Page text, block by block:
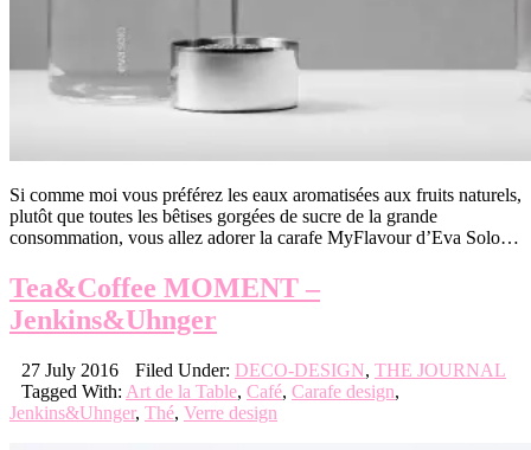
Si comme moi vous préférez les eaux aromatisées aux fruits naturels,
plutôt que toutes les bêtises gorgées de sucre de la grande
consommation, vous allez adorer la carafe MyFlavour d’Eva Solo…
Tea&Coffee MOMENT –
Jenkins&Uhnger
27 July 2016 Filed Under: DECO-DESIGN, THE JOURNAL
Tagged With: Art de la Table, Café, Carafe design,
Jenkins&Uhnger, Thé, Verre design